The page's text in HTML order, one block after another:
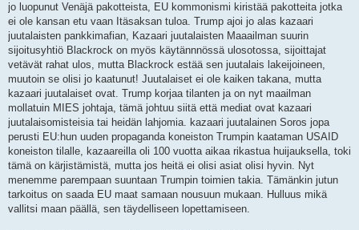
jo luopunut Venäjä pakotteista, EU kommonismi kiristää pakotteita jotka
ei ole kansan etu vaan Itäsaksan tuloa. Trump ajoi jo alas kazaari
juutalaisten pankkimafian, Kazaari juutalaisten Maaailman suurin
sijoitusyhtiö Blackrock on myös käytännnössä ulosotossa, sijoittajat
vetävät rahat ulos, mutta Blackrock estää sen juutalais lakeijoineen,
muutoin se olisi jo kaatunut! Juutalaiset ei ole kaiken takana, mutta
kazaari juutalaiset ovat. Trump korjaa tilanten ja on nyt maailman
mollatuin MIES johtaja, tämä johtuu siitä että mediat ovat kazaari
juutalaisomisteisia tai heidän lahjomia. kazaari juutalainen Soros jopa
perusti EU:hun uuden propaganda koneiston Trumpin kaataman USAID
koneiston tilalle, kazaareilla oli 100 vuotta aikaa rikastua huijauksella, toki
tämä on kärjistämistä, mutta jos heitä ei olisi asiat olisi hyvin. Nyt
menemme parempaan suuntaan Trumpin toimien takia. Tämänkin jutun
tarkoitus on saada EU maat samaan nousuun mukaan. Hulluus mikä
vallitsi maan päällä, sen täydelliseen lopettamiseen.